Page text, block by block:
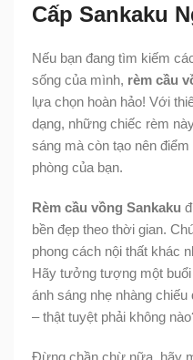
Cấp Sankaku
Nếu bạn đang tìm kiếm
sống của mình, rèm cầu
lựa chọn hoàn hảo! Với
dạng, những chiếc rèm
sáng mà còn tạo nên
phòng của bạn.
Rèm cầu vồng Sankaku
bền đẹp theo thời gian.
phong cách nội thất khác
Hãy tưởng tượng một
ánh sáng nhẹ nhàng
– thật tuyệt phải không
Đừng chần chừ nữa, hãy